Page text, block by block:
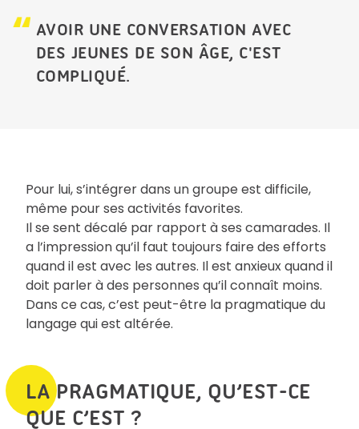
AVOIR UNE CONVERSATION AVEC
DES JEUNES DE SON ÂGE, C'EST
COMPLIQUÉ.
Pour lui, s’intégrer dans un groupe est difficile,
même pour ses activités favorites.
Il se sent décalé par rapport à ses camarades. Il
a l’impression qu’il faut toujours faire des efforts
quand il est avec les autres. Il est anxieux quand il
doit parler à des personnes qu’il connaît moins.
Dans ce cas, c’est peut-être la pragmatique du
langage qui est altérée.
LA PRAGMATIQUE, QU’EST-CE
QUE C’EST ?